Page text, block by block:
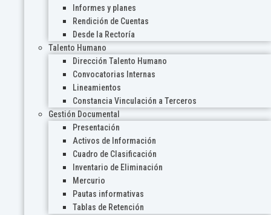
Informes y planes
Rendición de Cuentas
Desde la Rectoría
Talento Humano
Dirección Talento Humano
Convocatorias Internas
Lineamientos
Constancia Vinculación a Terceros
Gestión Documental
Presentación
Activos de Información
Cuadro de Clasificación
Inventario de Eliminación
Mercurio
Pautas informativas
Tablas de Retención